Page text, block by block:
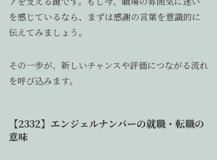
を感じているなら、まずは感謝の言葉を意識的に
伝えてみましょう。
その一歩が、新しいチャンスや評価につながる流れ
を呼び込みます。
【2332】エンジェルナンバーの就職・転職の
意味